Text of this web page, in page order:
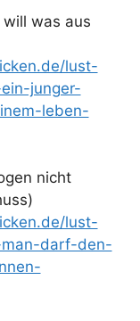
will was aus
lust-
junger-
leben-
nicht
lust-
darf-den-